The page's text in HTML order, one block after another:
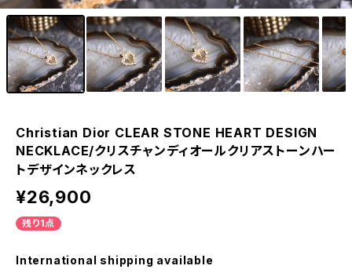
Christian Dior CLEAR STONE HEART DESIGN
NECKLACE/クリスチャンディオールクリアストーンハー
トデザインネックレス
¥26,900
残り1点
International shipping available